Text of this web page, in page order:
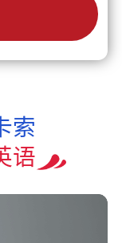
索
语